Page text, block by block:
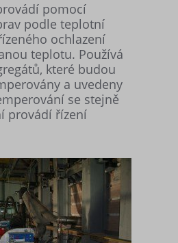
pomocí
podle teplotní
ochlazení
teplotu. Používá
které budou
a uvedeny
se stejně
provádí řízení